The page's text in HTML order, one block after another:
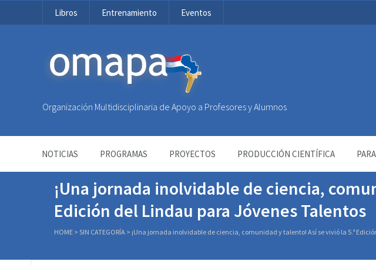
Libros Entrenamiento Eventos
OMAPA
Organización Multidisciplinaria de Apoyo a Profesores y Alumnos
NOTICIAS PROGRAMAS PROYECTOS PRODUCCIÓN CIENTÍFICA
¡Una jornada inolvidable de ciencia,
Edición del Lindau para Jóvenes Talentos
HOME > SIN CATEGORÍA > ¡Una jornada inolvidable de ciencia, comunidad y talento! Así se vivió la 5.ª